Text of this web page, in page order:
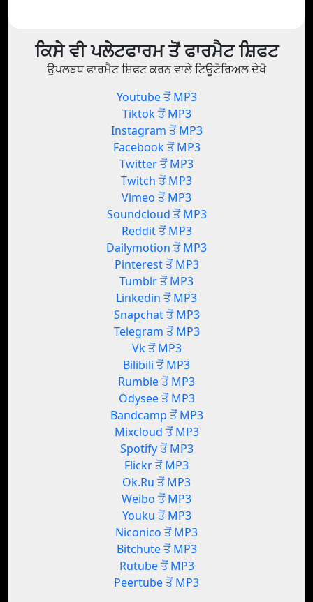
ਕਿਸੇ ਵੀ ਪਲੇਟਫਾਰਮ ਤੋਂ ਫਾਰਮੈਟ ਸ਼ਿਫਟ
ਉਪਲਬਧ ਫਾਰਮੈਟ ਸ਼ਿਫਟ ਕਰਨ ਵਾਲੇ ਟਿਊਟੋਰਿਅਲ ਦੇਖੋ
Youtube ਤੋਂ MP3
Tiktok ਤੋਂ MP3
Instagram ਤੋਂ MP3
Facebook ਤੋਂ MP3
Twitter ਤੋਂ MP3
Twitch ਤੋਂ MP3
Vimeo ਤੋਂ MP3
Soundcloud ਤੋਂ MP3
Reddit ਤੋਂ MP3
Dailymotion ਤੋਂ MP3
Pinterest ਤੋਂ MP3
Tumblr ਤੋਂ MP3
Linkedin ਤੋਂ MP3
Snapchat ਤੋਂ MP3
Telegram ਤੋਂ MP3
Vk ਤੋਂ MP3
Bilibili ਤੋਂ MP3
Rumble ਤੋਂ MP3
Odysee ਤੋਂ MP3
Bandcamp ਤੋਂ MP3
Mixcloud ਤੋਂ MP3
Spotify ਤੋਂ MP3
Flickr ਤੋਂ MP3
Ok.Ru ਤੋਂ MP3
Weibo ਤੋਂ MP3
Youku ਤੋਂ MP3
Niconico ਤੋਂ MP3
Bitchute ਤੋਂ MP3
Rutube ਤੋਂ MP3
Peertube ਤੋਂ MP3